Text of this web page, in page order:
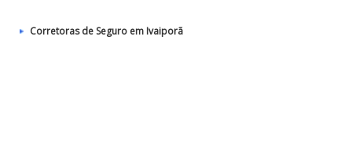
Corretoras de Seguro em Ivaiporã